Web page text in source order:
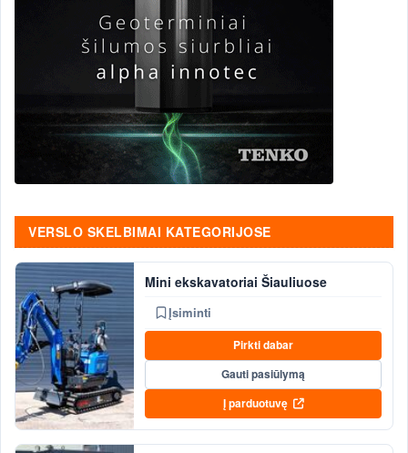
VERSLO SKELBIMAI KATEGORIJOSE
Mini ekskavatoriai Šiauliuose
Įsiminti
Pirkti dabar
Gauti pasiūlymą
Į parduotuvę